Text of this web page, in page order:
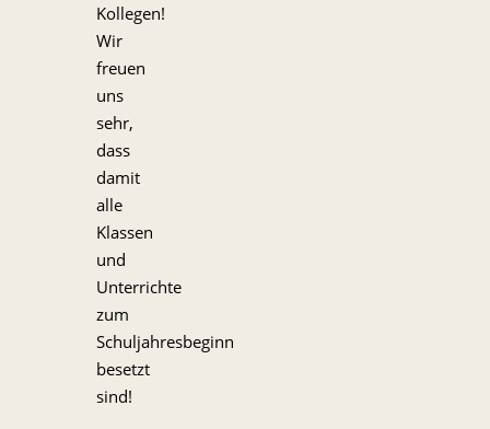
Kollegen!
Wir
freuen
uns
sehr,
dass
damit
alle
Klassen
und
Unterrichte
zum
Schuljahresbeginn
besetzt
sind!